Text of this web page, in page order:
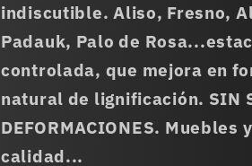
indiscutible. Aliso, Fresno,
Padauk, Palo de
controlada, que mejora en
natural de lignificación. SIN
DEFORMACIONES.
calidad...